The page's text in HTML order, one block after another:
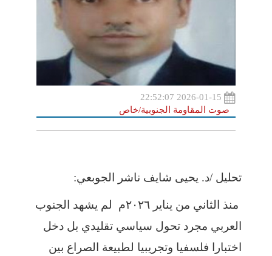
صوت المقاومة الجنوبية/خاص
تحليل /د. يحيى شايف ناشر الجوبعي:
منذ الثاني من يناير ٢٠٢٦م لم يشهد الجنوب
العربي مجرد تحول سياسي تقليدي بل دخل
اختبارا فلسفيا وتجريبيا لطبيعة الصراع بين